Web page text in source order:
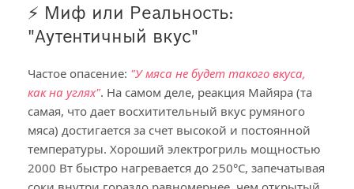
⚡ Миф или Реальность:
"Аутентичный вкус"
Частое опасение: "У мяса не будет такого вкуса,
как на углях". На самом деле, реакция Майяра (та
самая, что дает восхитительный вкус румяного
мяса) достигается за счет высокой и постоянной
температуры. Хороший электрогриль мощностью
2000 Вт быстро нагревается до 250°C, запечатывая